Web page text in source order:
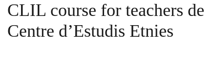
CLIL course for teachers de
Centre d’Estudis Etnies